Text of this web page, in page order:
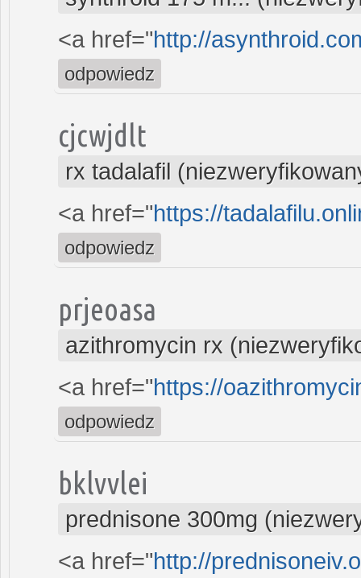
<a href="http://
odpowiedz
cjcwjdlt
rx tadalafil
<a href="https://
odpowiedz
prjeoasa
azithromycin rx
<a href="https://
odpowiedz
bklvvlei
prednisone 300mg
<a href="http://